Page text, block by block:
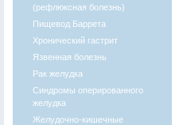
(рефлюксная болезнь)
Пищевод Баррета
Хронический гастрит
Язвенная болезнь
Рак желудка
Синдромы оперированного
желудка
Желудочно-кишечные